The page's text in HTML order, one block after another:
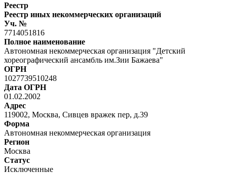
Реестр
Реестр иных некоммерческих организаций
Уч. №
7714051816
Полное наименование
Автономная некоммерческая организация "Детский
хореографический ансамбль им.Зии Бажаева"
ОГРН
1027739510248
Дата ОГРН
01.02.2002
Адрес
119002, Москва, Сивцев вражек пер, д.39
Форма
Автономная некоммерческая организация
Регион
Москва
Статус
Исключенные